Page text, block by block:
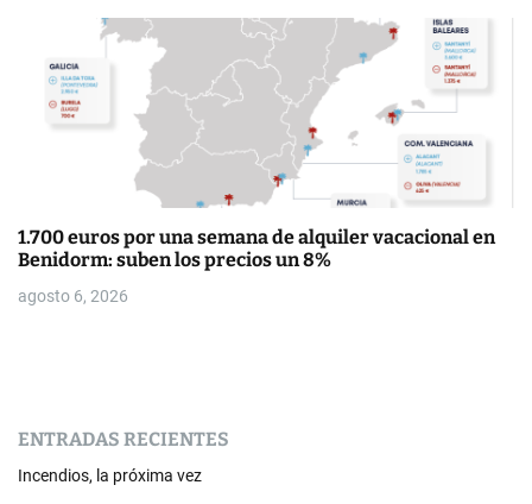
1.700 euros por una semana de alquiler vacacional en
Benidorm: suben los precios un 8%
agosto 6, 2026
ENTRADAS RECIENTES
Incendios, la próxima vez